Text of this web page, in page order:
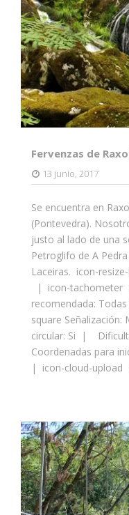
Fervenzas de
13 junio, 2017
Se encuentra en
(Pontevedra).
justo al lado de una
Petroglifo de A
Laceiras. icon-
| icon-
recomendada:
square
circular: Si |
Coordenadas para
| icon-cloud-upload